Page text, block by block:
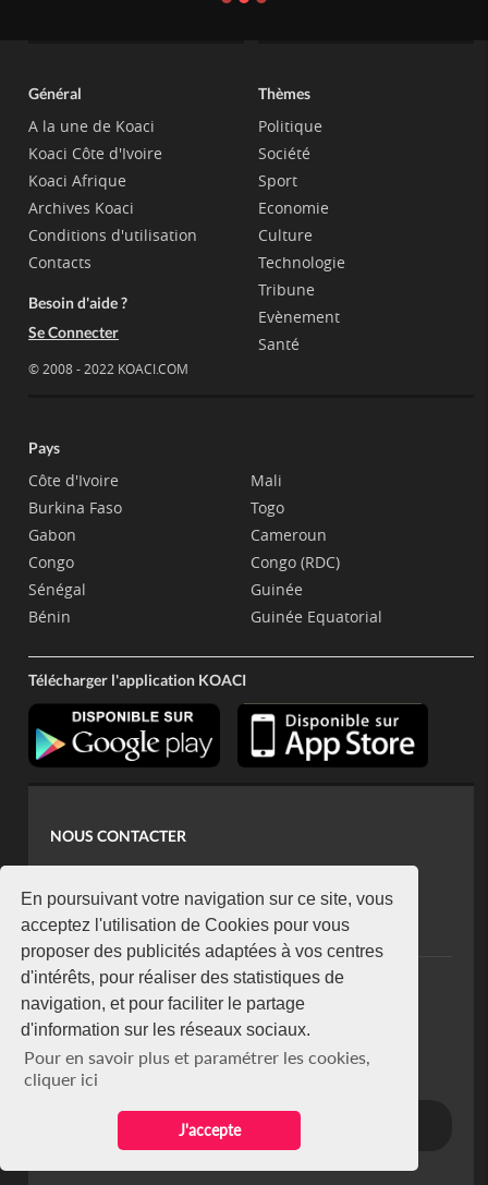
En poursuivant votre navigation sur ce site, vous
acceptez l'utilisation de Cookies pour vous
proposer des publicités adaptées à vos centres
d'intérêts, pour réaliser des statistiques de
navigation, et pour faciliter le partage
d'information sur les réseaux sociaux.
Pour en savoir plus et paramétrer les cookies,
cliquer ici
J'accepte
Général
A la une de Koaci
Koaci Côte d'Ivoire
Koaci Afrique
Archives Koaci
Conditions d'utilisation
Contacts
Besoin d'aide ?
Se Connecter
© 2008 - 2022 KOACI.COM
Thèmes
Politique
Société
Sport
Economie
Culture
Technologie
Tribune
Evènement
Santé
Pays
Côte d'Ivoire
Burkina Faso
Gabon
Congo
Sénégal
Bénin
Mali
Togo
Cameroun
Congo (RDC)
Guinée
Guinée Equatorial
Télécharger l'application KOACI
NOUS CONTACTER
koaci@yahoo.fr
+225 07 08 85 52 93
NEWSLETTER
Restez connecté via notre newsletter
S'abonner
Se désabonner